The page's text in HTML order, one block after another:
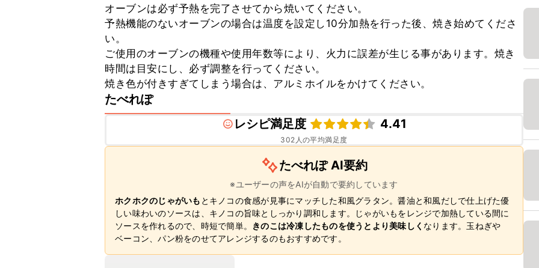
オーブンは必ず予熱を完了させてから焼いてください。
予熱機能のないオーブンの場合は温度を設定し10分加熱を行った後、焼き始めてくださ
い。
ご使用のオーブンの機種や使用年数等により、火力に誤差が生じる事があります。焼き
時間は目安にし、必ず調整を行ってください。
焼き色が付きすぎてしまう場合は、アルミホイルをかけてください。
たべれぽ
レシピ満足度
4.41
302 人の平均満足度
たべれぽ AI要約
※ユーザーの声をAIが自動で要約しています
ホクホクのじゃがいも とキノコの食感が見事にマッチした和風グラタン。醤油と和風だしで仕上げた優
しい味わいのソースは、キノコの旨味としっかり調和します。じゃがいもをレンジで加熱している間に
ソースを作れるので、時短で簡単。
きのこは冷凍したものを使うとより美味しく なります。玉ねぎや
ベーコン、パン粉をのせてアレンジするのもおすすめです。